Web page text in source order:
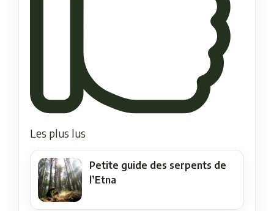
Les plus lus
Petite guide des serpents de
l’Etna